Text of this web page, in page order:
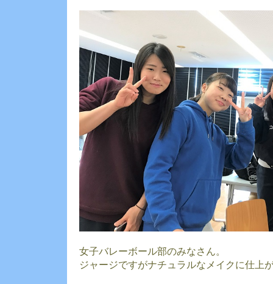
女子バレーボール部のみなさん。
ジャージですがナチュラルなメイクに仕上